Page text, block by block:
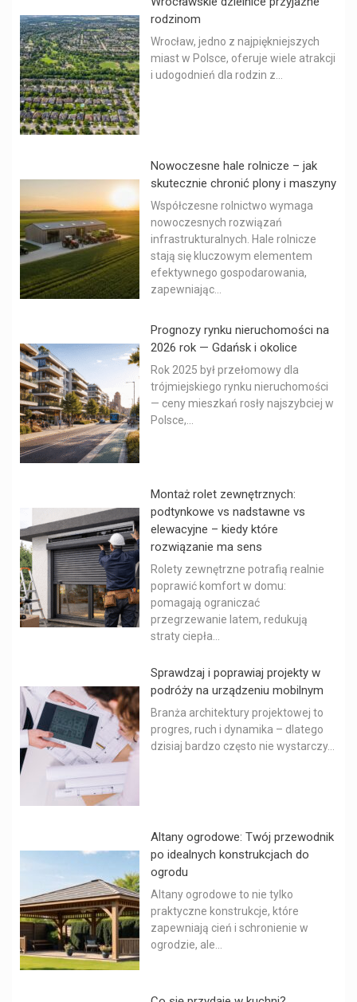
rodzinom
Wrocław, jedno z najpiękniejszych
miast w Polsce, oferuje wiele atrakcji
i udogodnień dla rodzin z...
Nowoczesne hale rolnicze – jak
skutecznie chronić plony i maszyny
Współczesne rolnictwo wymaga
nowoczesnych rozwiązań
infrastrukturalnych. Hale rolnicze
stają się kluczowym elementem
efektywnego gospodarowania,
zapewniając...
Prognozy rynku nieruchomości na
2026 rok — Gdańsk i okolice
Rok 2025 był przełomowy dla
trójmiejskiego rynku nieruchomości
— ceny mieszkań rosły najszybciej w
Polsce,...
Montaż rolet zewnętrznych:
podtynkowe vs nadstawne vs
elewacyjne – kiedy które
rozwiązanie ma sens
Rolety zewnętrzne potrafią realnie
poprawić komfort w domu:
pomagają ograniczać
przegrzewanie latem, redukują
straty ciepła...
Sprawdzaj i poprawiaj projekty w
podróży na urządzeniu mobilnym
Branża architektury projektowej to
progres, ruch i dynamika – dlatego
dzisiaj bardzo często nie wystarczy...
Altany ogrodowe: Twój przewodnik
po idealnych konstrukcjach do
ogrodu
Altany ogrodowe to nie tylko
praktyczne konstrukcje, które
zapewniają cień i schronienie w
ogrodzie, ale...